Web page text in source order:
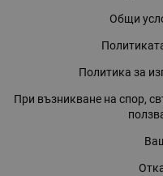
Общи
Политика за
При възникване на спор,